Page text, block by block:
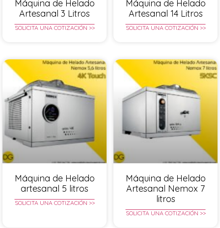
Máquina de Helado
Artesanal 3 Litros
SOLICITA UNA COTIZACIÓN >>
Máquina de Helado
Artesanal 14 Litros
SOLICITA UNA COTIZACIÓN >>
Máquina de Helado
artesanal 5 litros
SOLICITA UNA COTIZACIÓN >>
Máquina de Helado
Artesanal Nemox 7
litros
SOLICITA UNA COTIZACIÓN >>